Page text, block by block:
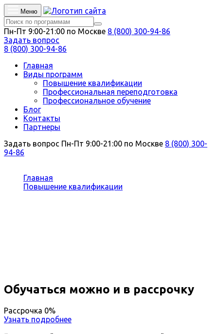
Меню
Пн-Пт 9:00-21:00 по Москве 8 (800) 300-94-86
Задать вопрос
8 (800) 300-94-86
Главная
Виды программ
Повышение квалификации
Профессиональная переподготовка
Профессиональное обучение
Блог
Контакты
Партнеры
Задать вопрос Пн-Пт 9:00-21:00 по Москве 8 (800) 300-
94-86
Главная
Повышение квалификации
Обучаться можно и в рассрочку
Рассрочка 0%
Узнать подробнее